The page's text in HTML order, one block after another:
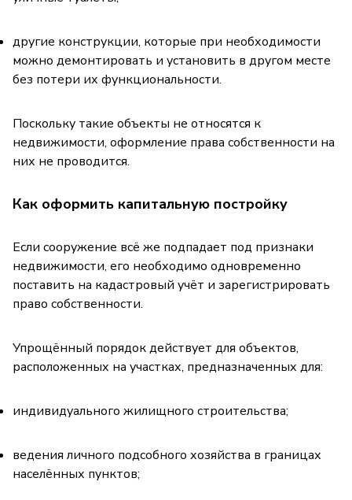
другие конструкции, которые при необходимости
можно демонтировать и установить в другом месте
без потери их функциональности.
Поскольку такие объекты не относятся к
недвижимости, оформление права собственности на
них не проводится.
Как оформить капитальную постройку
Если сооружение всё же подпадает под признаки
недвижимости, его необходимо одновременно
поставить на кадастровый учёт и зарегистрировать
право собственности.
Упрощённый порядок действует для объектов,
расположенных на участках, предназначенных для:
индивидуального жилищного строительства;
ведения личного подсобного хозяйства в границах
населённых пунктов;